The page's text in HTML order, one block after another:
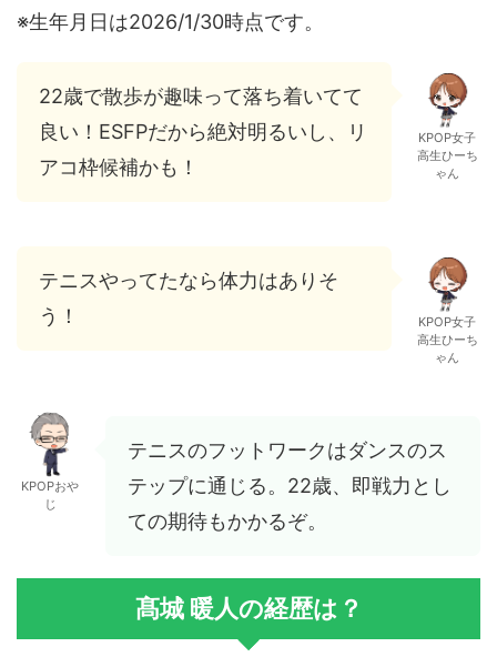
※生年月日は2026/1/30時点です。
22歳で散歩が趣味って落ち着いてて
良い！ESFPだから絶対明るいし、リ
アコ枠候補かも！
KPOP女子
高生ひーち
ゃん
テニスやってたなら体力はありそ
う！
KPOP女子
高生ひーち
ゃん
KPOPおや
じ
テニスのフットワークはダンスのス
テップに通じる。22歳、即戦力とし
ての期待もかかるぞ。
髙城 暖人の経歴は？